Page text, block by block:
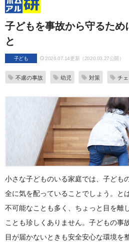
子どもを事故から守るため
と
子ども 2026.07.14更新（2020.03.27公開）
不慮の事故 幼児 対策 チ
小さな子どものいる家庭では、子ども
全に気を配っていることでしょう。と
不可能なことも多く、ちょっと目を離
ことも珍しくありません。子どもの事
目が届かないときも安全安心な環境を